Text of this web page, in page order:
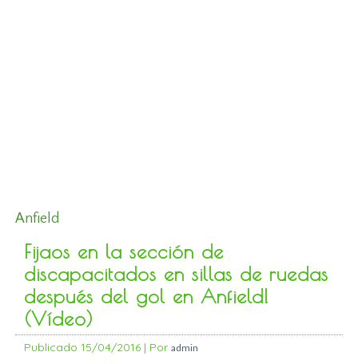
Anfield
Fijaos en la sección de
discapacitados en sillas de ruedas
después del gol en Anfield!
(Vídeo)
Publicado 15/04/2016 | Por admin